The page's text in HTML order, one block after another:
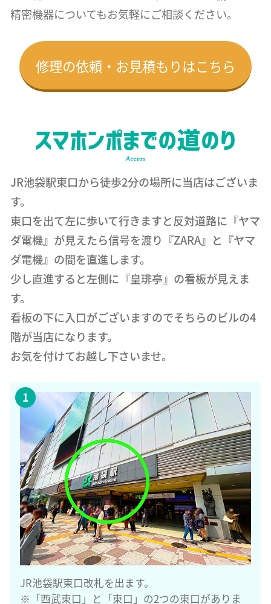
精密機器についてもお気軽にご相談ください。
修理の依頼・お見積もりはこちら
JR池袋駅東口から徒歩2分の場所に当店はございま
す。
東口を出て左に歩いて行きますと反対道路に『ヤマ
ダ電機』が見えたら信号を渡り『ZARA』と『ヤマ
ダ電機』の間を直進します。
少し直進すると左側に『皇琲亭』の看板が見えま
す。
看板の下に入口がございますのでそちらのビルの4
階が当店になります。
お気を付けてお越し下さいませ。
JR池袋駅東口改札を出ます。
※「西武東口」と「東口」の2つの東口がありま